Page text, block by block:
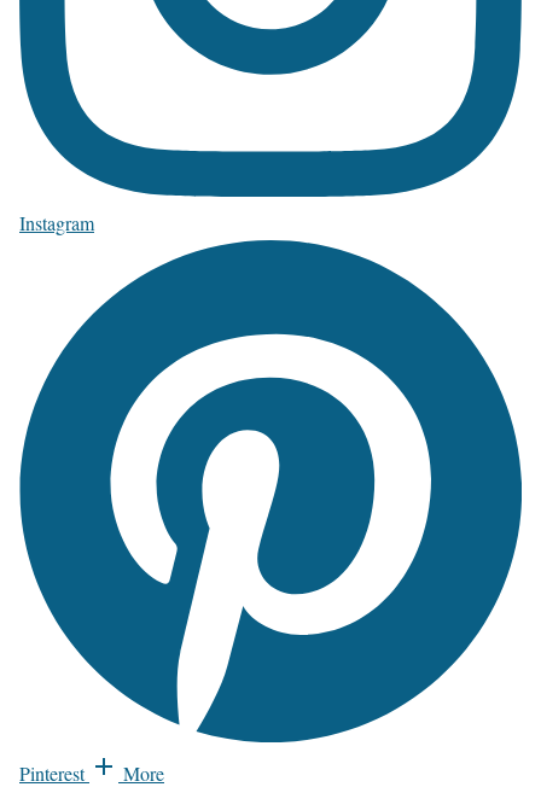
Instagram
Pinterest More